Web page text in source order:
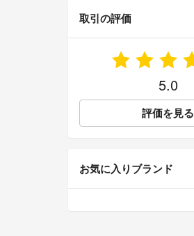
取引の評価
5.0
評価を見る
お気に入りブランド